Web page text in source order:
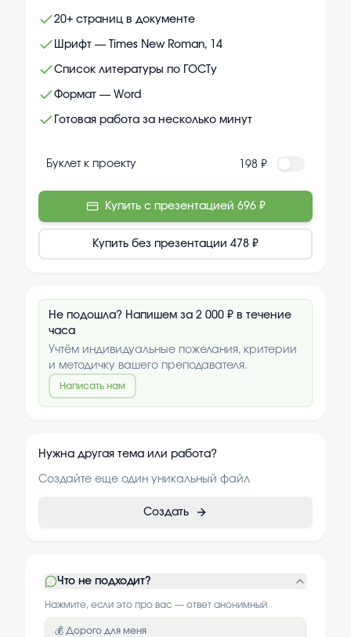
20+ страниц в документе
Шрифт — Times New Roman, 14
Список литературы по ГОСТу
Формат — Word
Готовая работа за несколько минут
Буклет к проекту 198 ₽
Купить с презентацией 696 ₽
Купить без презентации 478 ₽
Не подошла? Напишем за 2 000 ₽ в течение
часа
Учтём индивидуальные пожелания, критерии
и методичку вашего преподавателя.
Написать нам
Нужна другая тема или работа?
Создайте еще один уникальный файл
Создать
Что не подходит?
Нажмите, если это про вас — ответ анонимный
💰 Дорого для меня